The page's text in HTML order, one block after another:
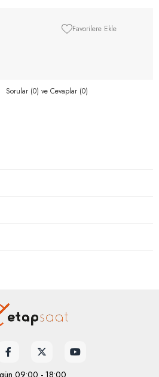
Favorilere Ekle
Sorular (0) ve Cevaplar (0)
09:00 - 18:00